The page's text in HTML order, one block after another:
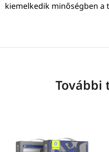
kiemelkedik minőségben a
További